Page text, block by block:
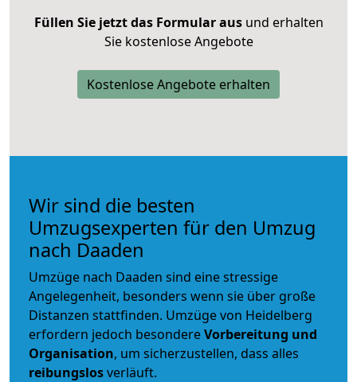
Füllen Sie jetzt das Formular ausund erhalten
Sie kostenlose Angebote
Kostenlose Angebote erhalten
Wir sind die besten
Umzugsexperten für den Umzug
nach Daaden
Umzüge nach Daaden sind eine stressige
Angelegenheit, besonders wenn sie über große
Distanzen stattfinden. Umzüge von Heidelberg
erfordern jedoch besondereVorbereitung und
Organisation, um sicherzustellen, dass alles
reibungslosverläuft.